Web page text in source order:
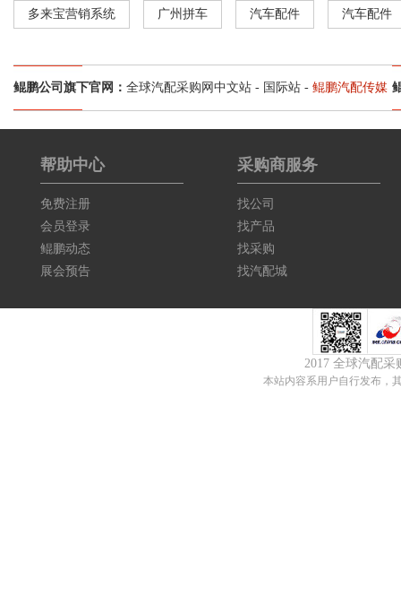
多来宝营销系统 广州拼车 汽车配件 汽车配件
鲲鹏公司旗下官网： 全球汽配采购网中文站 - 国际站 - 鲲鹏汽配传媒
帮助中心
免费注册
会员登录
鲲鹏动态
展会预告
采购商服务
找公司
找产品
找采购
找汽配城
2017 全球汽配
本站内容系用户自行发布，